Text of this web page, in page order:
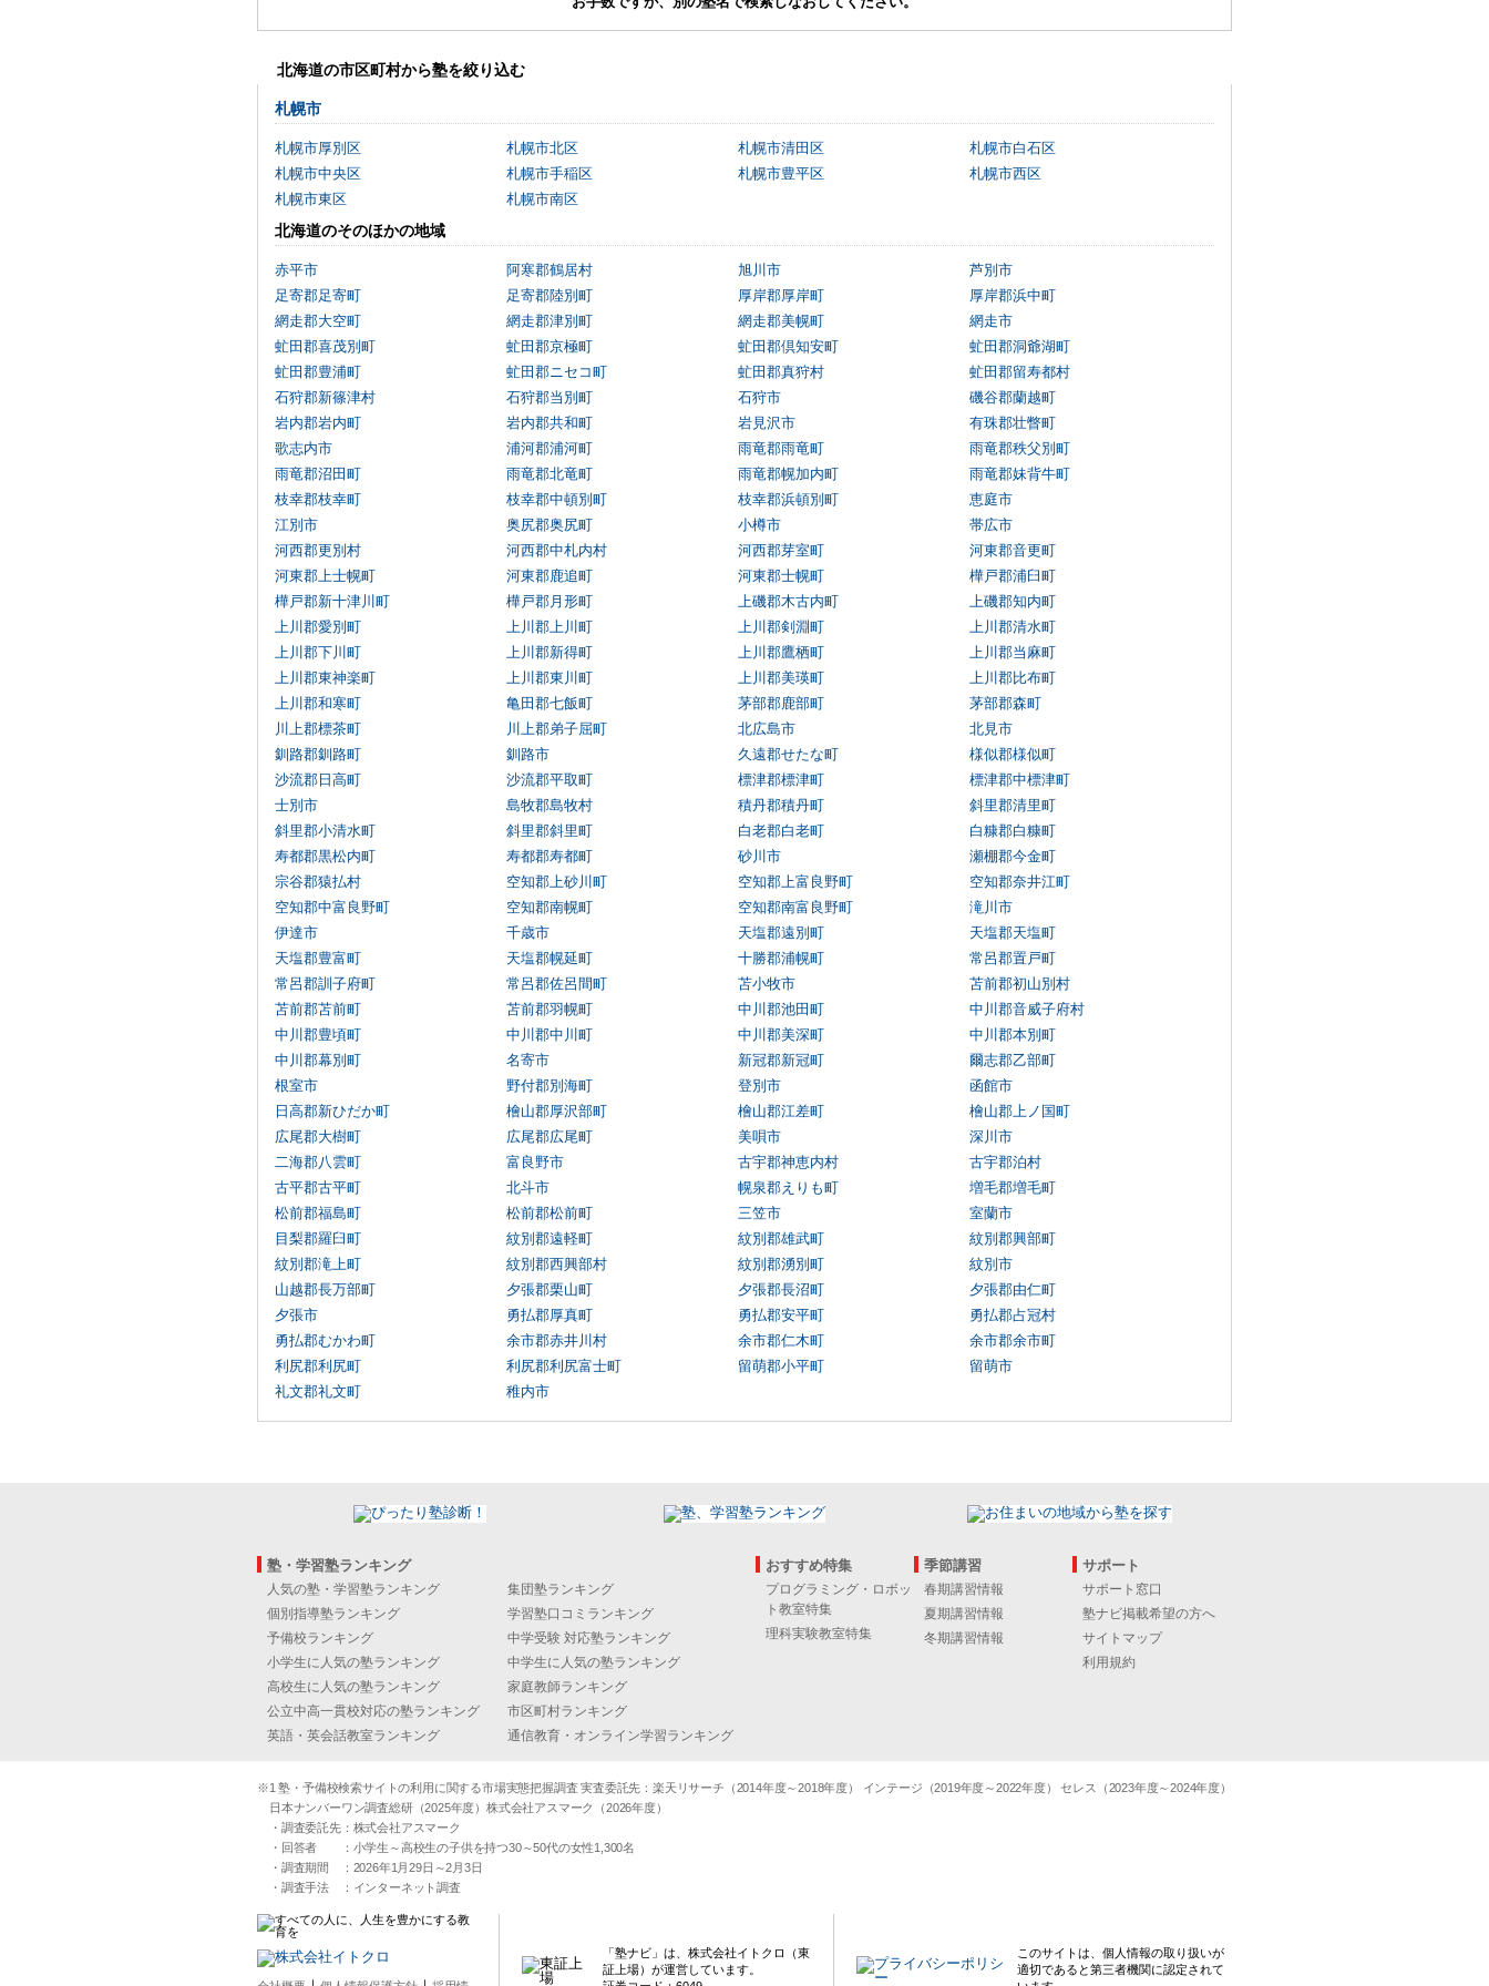
北海道の市区町村から塾を絞り込む
札幌市
札幌市厚別区 札幌市北区 札幌市清田区
札幌市白石区
札幌市中央区
札幌市手稲区 札幌市豊平区
札幌市西区
札幌市東区
札幌市南区
北海道のそのほかの地域
赤平市 阿寒郡鶴居村 旭川市
芦別市
足寄郡足寄町
足寄郡陸別町 厚岸郡厚岸町
厚岸郡浜中町
網走郡大空町
網走郡津別町 網走郡美幌町
網走市
虻田郡喜茂別町
虻田郡京極町 虻田郡倶知安町
虻田郡洞爺湖町
虻田郡豊浦町
虻田郡ニセコ町 虻田郡真狩村
虻田郡留寿都村
石狩郡新篠津村
石狩郡当別町 石狩市
磯谷郡蘭越町
岩内郡岩内町
岩内郡共和町 岩見沢市
有珠郡壮瞥町
歌志内市
浦河郡浦河町 雨竜郡雨竜町
雨竜郡秩父別町
雨竜郡沼田町
雨竜郡北竜町 雨竜郡幌加内町
雨竜郡妹背牛町
枝幸郡枝幸町
枝幸郡中頓別町 枝幸郡浜頓別町
恵庭市
江別市
奥尻郡奥尻町 小樽市
帯広市
河西郡更別村
河西郡中札内村 河西郡芽室町
河東郡音更町
河東郡上士幌町
河東郡鹿追町 河東郡士幌町
樺戸郡浦臼町
樺戸郡新十津川町
樺戸郡月形町 上磯郡木古内町
上磯郡知内町
上川郡愛別町
上川郡上川町 上川郡剣淵町
上川郡清水町
上川郡下川町
上川郡新得町 上川郡鷹栖町
上川郡当麻町
上川郡東神楽町
上川郡東川町 上川郡美瑛町
上川郡比布町
上川郡和寒町
亀田郡七飯町 茅部郡鹿部町
茅部郡森町
川上郡標茶町
川上郡弟子屈町 北広島市
北見市
釧路郡釧路町
釧路市 久遠郡せたな町
様似郡様似町
沙流郡日高町
沙流郡平取町 標津郡標津町
標津郡中標津町
士別市
島牧郡島牧村 積丹郡積丹町
斜里郡清里町
斜里郡小清水町
斜里郡斜里町 白老郡白老町
白糠郡白糠町
寿都郡黒松内町
寿都郡寿都町 砂川市
瀬棚郡今金町
宗谷郡猿払村
空知郡上砂川町 空知郡上富良野町
空知郡奈井江町
空知郡中富良野町
空知郡南幌町 空知郡南富良野町
滝川市
伊達市
千歳市 天塩郡遠別町
天塩郡天塩町
天塩郡豊富町
天塩郡幌延町 十勝郡浦幌町
常呂郡置戸町
常呂郡訓子府町
常呂郡佐呂間町 苫小牧市
苫前郡初山別村
苫前郡苫前町
苫前郡羽幌町 中川郡池田町
中川郡音威子府村
中川郡豊頃町
中川郡中川町 中川郡美深町
中川郡本別町
中川郡幕別町
名寄市 新冠郡新冠町
爾志郡乙部町
根室市
野付郡別海町 登別市
函館市
日高郡新ひだか町
檜山郡厚沢部町 檜山郡江差町
檜山郡上ノ国町
広尾郡大樹町
広尾郡広尾町 美唄市
深川市
二海郡八雲町
富良野市 古宇郡神恵内村
古宇郡泊村
古平郡古平町
北斗市 幌泉郡えりも町
増毛郡増毛町
松前郡福島町
松前郡松前町 三笠市
室蘭市
目梨郡羅臼町
紋別郡遠軽町 紋別郡雄武町
紋別郡興部町
紋別郡滝上町
紋別郡西興部村 紋別郡湧別町
紋別市
山越郡長万部町
夕張郡栗山町 夕張郡長沼町
夕張郡由仁町
夕張市
勇払郡厚真町 勇払郡安平町
勇払郡占冠村
勇払郡むかわ町
余市郡赤井川村 余市郡仁木町
余市郡余市町
利尻郡利尻町
利尻郡利尻富士町 留萌郡小平町
留萌市
礼文郡礼文町
稚内市
塾・学習塾ランキング
人気の塾・学習塾ランキング
集団塾ランキング
個別指導塾ランキング
学習塾口コミランキング
予備校ランキング
中学受験 対応塾ランキング
小学生に人気の塾ランキング
中学生に人気の塾ランキング
高校生に人気の塾ランキング
家庭教師ランキング
公立中高一貫校対応の塾ランキング
市区町村ランキング
英語・英会話教室ランキング
通信教育・オンライン学習ランキング
おすすめ特集
プログラミング・ロボッ
ト教室特集
理科実験教室特集
季節講習
春期講習情報
夏期講習情報
冬期講習情報
サポート
サポート窓口
塾ナビ掲載希望の方へ
サイトマップ
利用規約
※1 塾・予備校検索サイトの利用に関する市場実態把握調査 実査委託先：楽天リサーチ（2014年度～2018年度） インテージ（2019年度～2022年度） セレス（2023年度～2024年度）
日本ナンバーワン調査総研（2025年度）株式会社アスマーク（2026年度）
・調査委託先：株式会社アスマーク
・回答者 ：小学生～高校生の子供を持つ30～50代の女性1,300名
・調査期間 ：2026年1月29日～2月3日
・調査手法 ：インターネット調査
「塾ナビ」は、株式会社イトクロ（東
証上場）が運営しています。
このサイトは、個人情報の取り扱いが
適切であると第三者機関に認定されて